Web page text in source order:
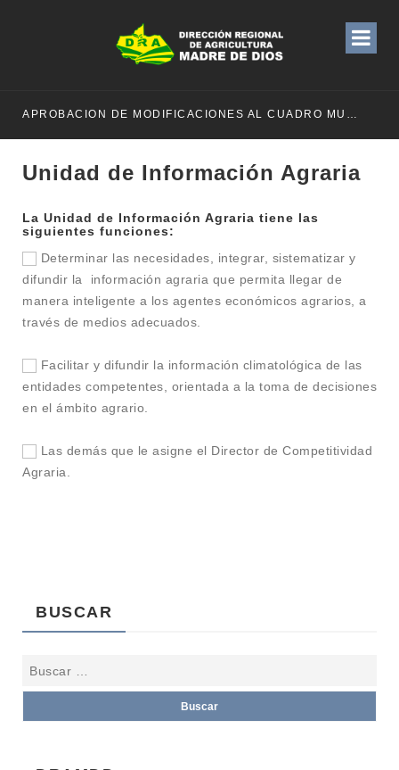
APROBACION DE MODIFICACIONES AL CUADRO MULTIANUAL DE NECESIDADESDE DE LA DIRECCION REGIONAL DE DESARROLLO AGROPECUARIO Y RIEGO MES DE MAYO
Unidad de Información Agraria
La Unidad de Información Agraria tiene las
siguientes funciones:
Determinar las necesidades, integrar, sistematizar y
difundir la información agraria que permita llegar de
manera inteligente a los agentes económicos agrarios, a
través de medios adecuados.
Facilitar y difundir la información climatológica de las
entidades competentes, orientada a la toma de decisiones
en el ámbito agrario.
Las demás que le asigne el Director de Competitividad
Agraria.
BUSCAR